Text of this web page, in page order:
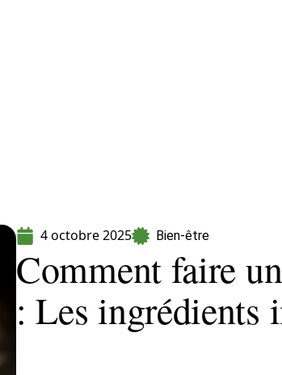
4 octobre 2025 Bien-être
Comment faire
: Les ingrédients